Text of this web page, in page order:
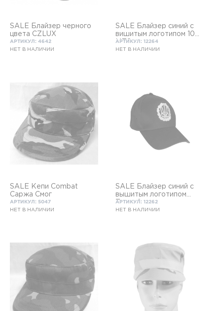
SALE Блайзер черного
цвета СZLUX
АРТИКУЛ: 4642
НЕТ В НАЛИЧИИ
SALE Блайзер синий с
вишитым логотипом 10
МПЗ
АРТИКУЛ: 12264
НЕТ В НАЛИЧИИ
SALE Кепи Combat
Саржа Смог
АРТИКУЛ: 5047
НЕТ В НАЛИЧИИ
SALE Блайзер синий с
вышитым логотипом
Тризуб
АРТИКУЛ: 12262
НЕТ В НАЛИЧИИ